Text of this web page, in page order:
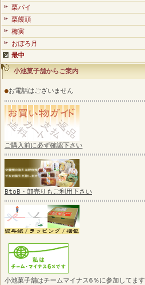
栗パイ
栗饅頭
梅実
おぼろ月
最中
小池菓子舗からご案内
●お電話はございません
ご購入前に必ず確認下さい
BtoB・卸売りもご利用下さい
小池菓子舗はチームマイナス6％に参加してます